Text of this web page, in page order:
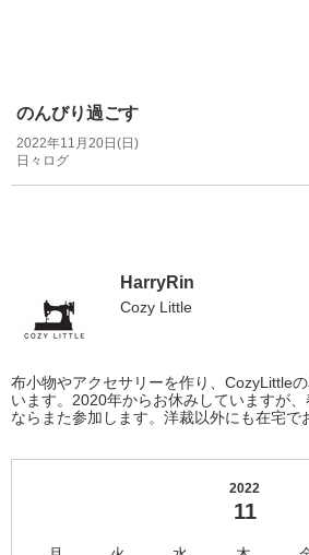
のんびり過ごす
2022年11月20日(日)
日々ログ
HarryRin
Cozy Little
布小物やアクセサリーを作り、CozyLittle
います。2020年からお休みしていますが
ならまた参加します。洋裁以外にも在宅で
2022
11